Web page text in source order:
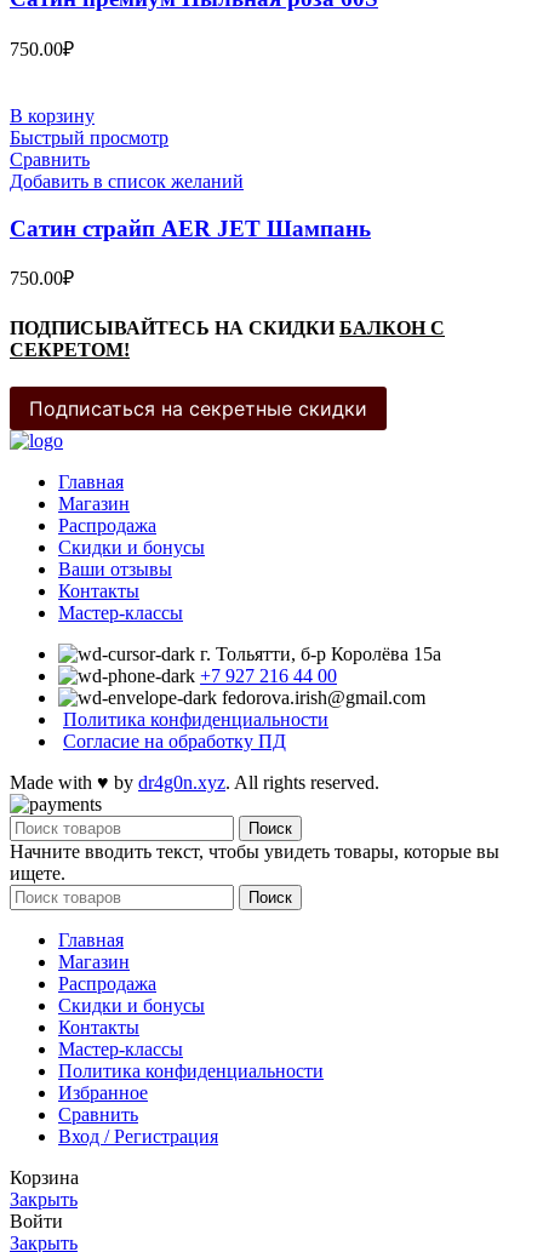
750.00₽
В корзину
Быстрый просмотр
Сравнить
Добавить в список желаний
Сатин страйп AER JET Шампань
750.00₽
ПОДПИСЫВАЙТЕСЬ НА СКИДКИБАЛКОН С
СЕКРЕТОМ!
Подписаться на секретные скидки
Главная
Магазин
Распродажа
Cкидки и бонусы
Ваши отзывы
Контакты
Мастер-классы
г. Тольятти, б-р Королёва 15а
+7 927 216 44 00
fedorova.irish@gmail.com
Политика конфиденциальности
Согласие на обработку ПД
Made with ♥ by dr4g0n.xyz. All rights reserved.
Поиск
Начните вводить текст, чтобы увидеть товары, которые вы
ищете.
Поиск
Главная
Магазин
Распродажа
Cкидки и бонусы
Контакты
Мастер-классы
Политика конфиденциальности
Избранное
Сравнить
Вход / Регистрация
Корзина
Закрыть
Войти
Закрыть